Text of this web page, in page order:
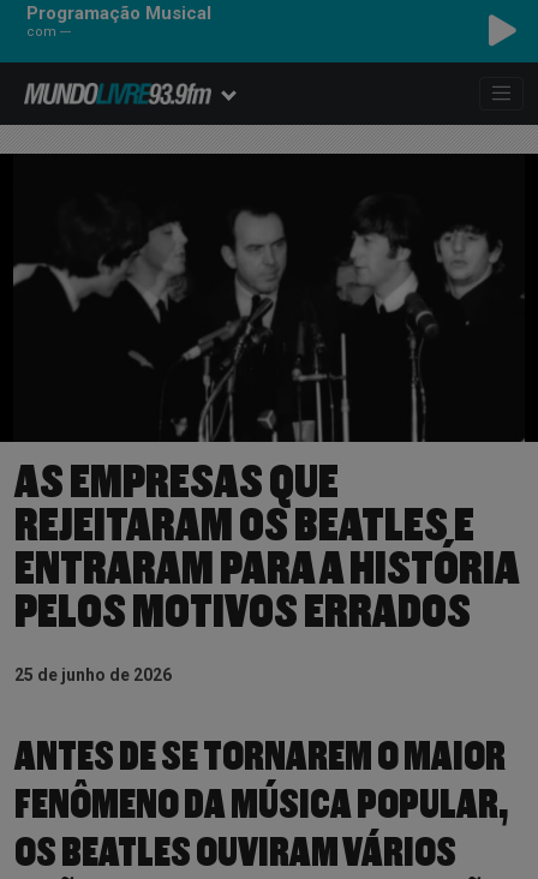
Programação Musical
com ---
LINKIN PARK - LOST
AS EMPRESAS QUE
REJEITARAM OS BEATLES E
ENTRARAM PARA A HISTÓRIA
PELOS MOTIVOS ERRADOS
25 de junho de 2026
ANTES DE SE TORNAREM O MAIOR
FENÔMENO DA MÚSICA POPULAR,
OS BEATLES OUVIRAM VÁRIOS